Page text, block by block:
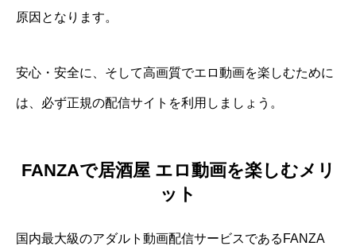
原因となります。
安心・安全に、そして高画質でエロ動画を楽しむために
は、必ず正規の配信サイトを利用しましょう。
FANZAで居酒屋 エロ動画を楽しむメリ
ット
国内最大級のアダルト動画配信サービスであるFANZA